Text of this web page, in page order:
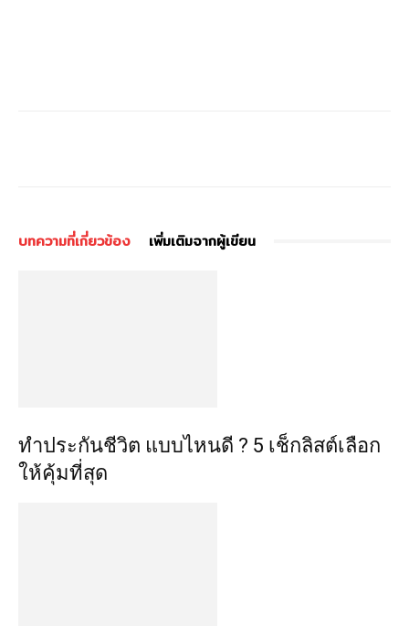
บทความที่เกี่ยวข้อง เพิ่มเติมจากผู้เขียน
ทำประกันชีวิต แบบไหนดี ? 5 เช็กลิสต์เลือก
ให้คุ้มที่สุด